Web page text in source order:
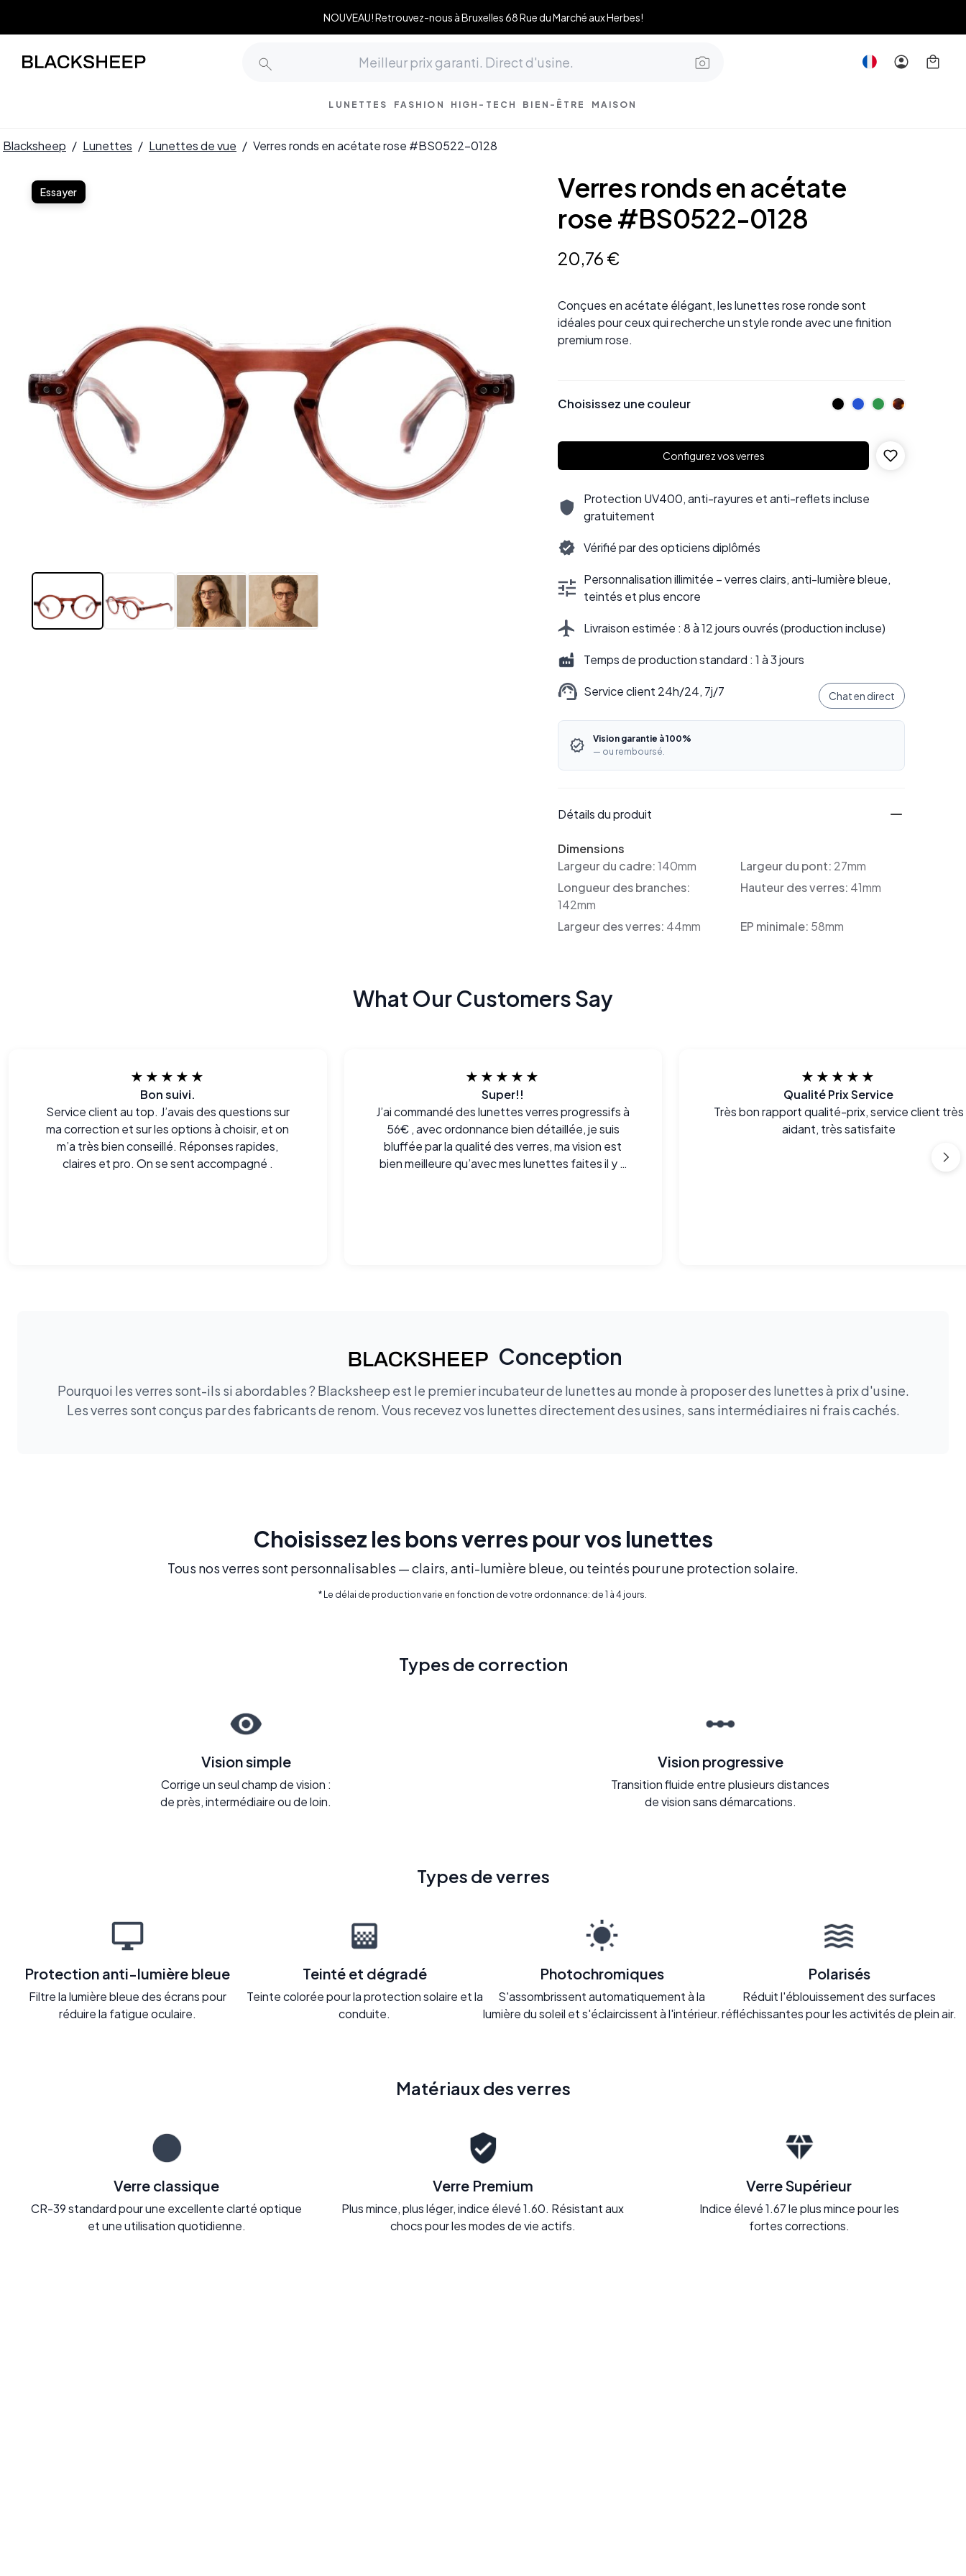
NOUVEAU! Retrouvez-nous à Bruxelles 68 Rue du Marché aux Herbes!
LUNETTES FASHION HIGH-TECH BIEN-ÊTRE MAISON
Blacksheep / Lunettes / Lunettes de vue / Verres ronds en acétate rose #BS0522-0128
Essayer
Verres ronds en acétate
rose #BS0522-0128
20,76 €
Conçues en acétate élégant, les lunettes rose ronde sont
idéales pour ceux qui recherche un style ronde avec une finition
premium rose.
Choisissez une couleur
Configurez vos verres
Protection UV400, anti-rayures et anti-reflets incluse
gratuitement
Vérifié par des opticiens diplômés
Personnalisation illimitée – verres clairs, anti-lumière bleue,
teintés et plus encore
Livraison estimée : 8 à 12 jours ouvrés (production incluse)
Temps de production standard : 1 à 3 jours
Service client 24h/24, 7j/7 Chat en direct
Vision garantie à 100%
— ou remboursé.
Détails du produit
Dimensions
Largeur du cadre:140mm Largeur du pont: 27mm
Longueur des branches:
142mm
Hauteur des verres: 41mm
Largeur des verres: 44mm EP minimale: 58mm
What Our Customers Say
★★★★★
Bon suivi.
Service client au top. J’avais des questions sur
ma correction et sur les options à choisir, et on
m’a très bien conseillé. Réponses rapides,
claires et pro. On se sent accompagné .
★★★★★
Super!!
J’ai commandé des lunettes verres progressifs à
56€ , avec ordonnance bien détaillée, je suis
bluffée par la qualité des verres, ma vision est
bien meilleure qu’avec mes lunettes faites il y a
★★★★★
Qualité Prix Service
Très bon rapport qualité-prix, service client très
aidant, très satisfaite
Conception
Pourquoi les verres sont-ils si abordables ? Blacksheep est le premier incubateur de lunettes au monde à proposer des lunettes à prix d'usine.
Les verres sont conçus par des fabricants de renom. Vous recevez vos lunettes directement des usines, sans intermédiaires ni frais cachés.
Choisissez les bons verres pour vos lunettes
Tous nos verres sont personnalisables — clairs, anti-lumière bleue, ou teintés pour une protection solaire.
* Le délai de production varie en fonction de votre ordonnance: de 1 à 4 jours.
Types de correction
Vision simple
Corrige un seul champ de vision :
de près, intermédiaire ou de loin.
Vision progressive
Transition fluide entre plusieurs distances
de vision sans démarcations.
Types de verres
Protection anti-lumière bleue
Filtre la lumière bleue des écrans pour
réduire la fatigue oculaire.
Teinté et dégradé
Teinte colorée pour la protection solaire et la
conduite.
Photochromiques
S'assombrissent automatiquement à la
lumière du soleil et s'éclaircissent à l'intérieur.
Polarisés
Réduit l'éblouissement des surfaces
réfléchissantes pour les activités de plein air.
Matériaux des verres
Verre classique
CR-39 standard pour une excellente clarté optique
et une utilisation quotidienne.
Verre Premium
Plus mince, plus léger, indice élevé 1.60. Résistant aux
chocs pour les modes de vie actifs.
Verre Supérieur
Indice élevé 1.67 le plus mince pour les
fortes corrections.